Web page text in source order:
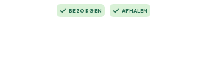
BEZORGEN AFHALEN